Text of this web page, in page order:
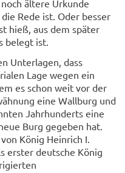
ältere Urkunde
Rede ist. Oder besser
hieß, aus dem später
belegt ist.
Unterlagen, dass
Lage wegen ein
es schon weit vor der
eine Wallburg und
Jahrhunderts eine
Burg gegeben hat.
König Heinrich I.
erster deutsche König